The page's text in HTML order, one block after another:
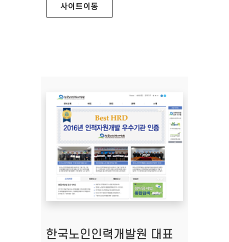
사이트이동
한국노인인력개발원 대표